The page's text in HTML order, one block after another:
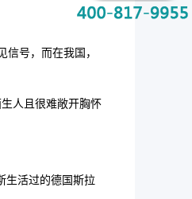
号，而在我国，
人且很难敞开胸怀
生活过的德国斯拉